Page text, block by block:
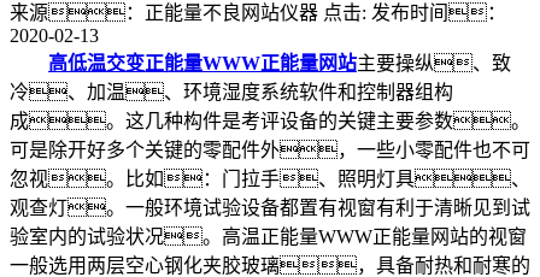
来源：正能量不良网站仪器 点击: 发布时间：
2020-02-13
高低温交变正能量WWW正能量网站主要操纵、致
冷、加温、环境湿度系统软件和控制器组构
成。这几种构件是考评设备的关键主要参数。
可是除开好多个关键的零配件外，一些小零配件也不可
忽视。比如：门拉手、照明灯具、
观查灯。一般环境试验设备都置有视窗有利于清晰见到试
验室内的试验状况。高温正能量WWW正能量网站的视窗
一般选用两层空心钢化夹胶玻璃，具备耐热和耐寒的